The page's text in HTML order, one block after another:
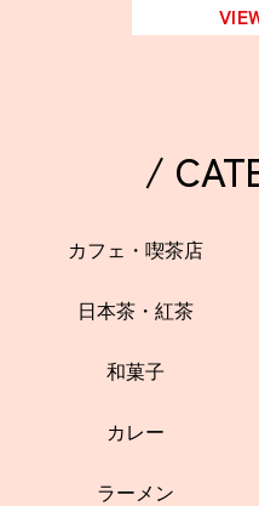
/
カフェ・喫茶店
日本茶・紅茶
和菓子
カレー
ラーメン